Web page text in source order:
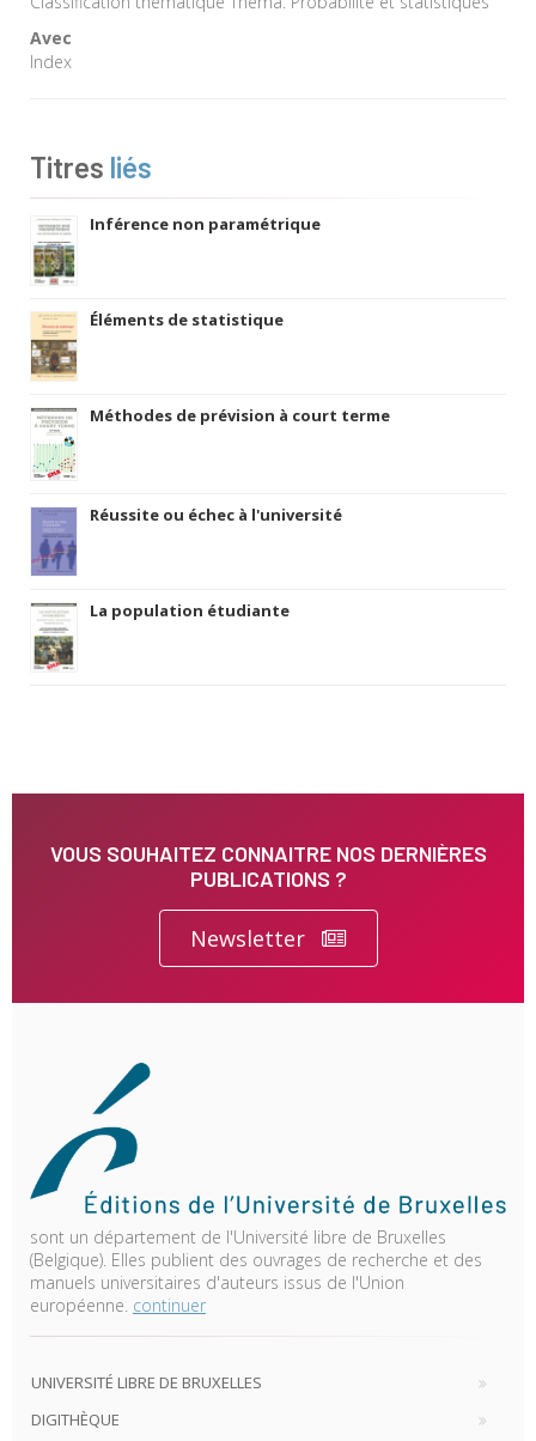
Avec
Index
Titres liés
Inférence non paramétrique
Éléments de statistique
Méthodes de prévision à court terme
Réussite ou échec à l'université
La population étudiante
VOUS SOUHAITEZ CONNAITRE NOS DERNIÈRES
PUBLICATIONS ?
Newsletter
sont un département de l'Université libre de Bruxelles
(Belgique). Elles publient des ouvrages de recherche et des
manuels universitaires d'auteurs issus de l'Union
européenne. continuer
UNIVERSITÉ LIBRE DE BRUXELLES
DIGITHÈQUE